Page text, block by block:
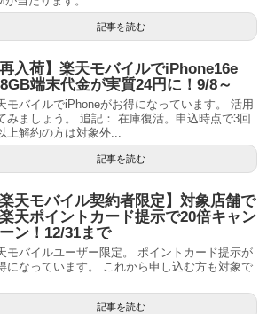
記事を読む
再入荷】楽天モバイルでiPhone16e
端末代金が実質24円に！9/8～
モバイルでiPhoneがお得になっています。 活用
みましょう。 追記： 在庫復活。申込時点で3回
上解約の方は対象外...
記事を読む
楽天モバイル契約者限定】対象店舗で
天ポイントカード提示で20倍キャン
ン！12/31まで
モバイルユーザー限定。 ポイントカード提示が
になっています。 これから申し込む方も対象で
記事を読む